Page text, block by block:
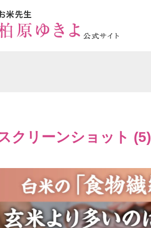
クリーンショット (5)